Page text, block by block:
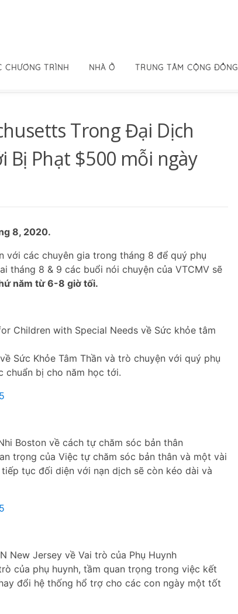
CHƯƠNG TRÌNH NHÀ Ở TRUNG TÂM CỘNG ĐỒNG
Trong Đại Dịch
Bị Phạt $500 mỗi ngày
8, 2020.
với các chuyên gia trong tháng 8 để quý phụ
tháng 8 & 9 các buổi nói chuyện của VTCMV sẽ
năm từ 6-8 giờ tối.
Children with Special Needs về Sức khỏe tâm
Sức Khỏe Tâm Thần và trò chuyện với quý phụ
chuẩn bị cho năm học tới.
Boston về cách tự chăm sóc bản thân
trọng của Việc tự chăm sóc bản thân và một vài
tục đối diện với nạn dịch sẽ còn kéo dài và
New Jersey về Vai trò của Phụ Huynh
của phụ huynh, tầm quan trọng trong việc kết
đổi hệ thống hổ trợ cho các con ngày một tốt